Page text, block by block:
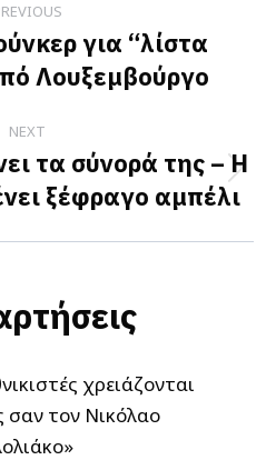
Previous
post:
για “λίστα
Λουξεμβούργο
NEXT
Next
post:
τα σύνορά της – Η
ξέφραγο αμπέλι
χρειάζονται
σαν τον Νικόλαο